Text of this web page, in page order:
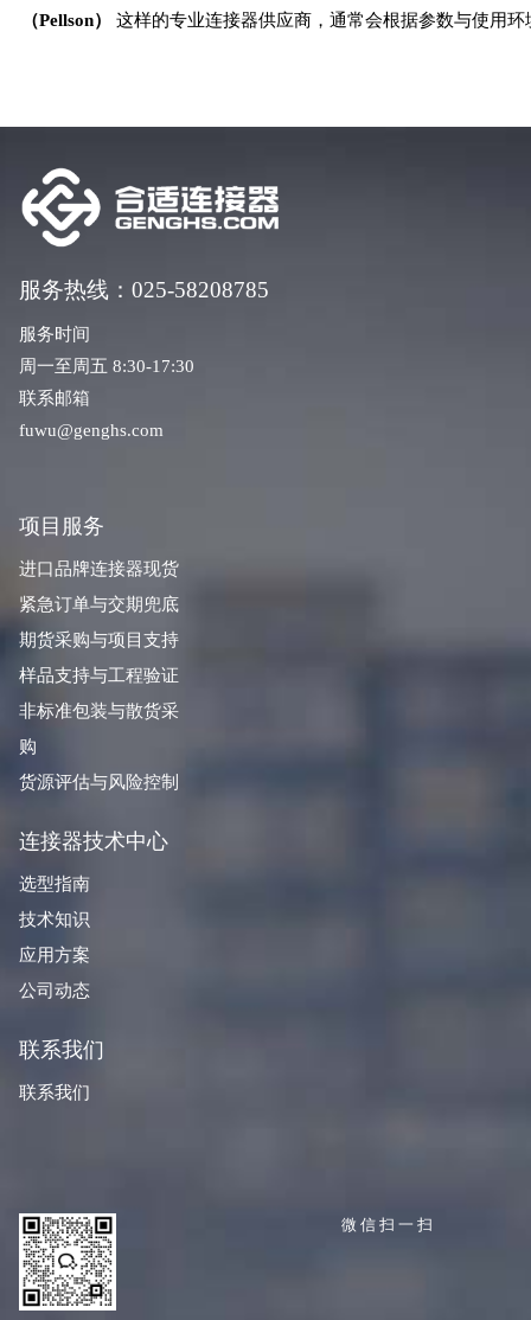
（Pellson） 这样的专业连接器供应商，通常会根据参数与使用
服务热线：025-58208785
服务时间
周一至周五 8:30-17:30
联系邮箱
fuwu@genghs.com
项目服务
进口品牌连接器现货
紧急订单与交期兜底
期货采购与项目支持
样品支持与工程验证
非标准包装与散货采
购
货源评估与风险控制
连接器技术中心
选型指南
技术知识
应用方案
公司动态
联系我们
联系我们
微信扫一扫